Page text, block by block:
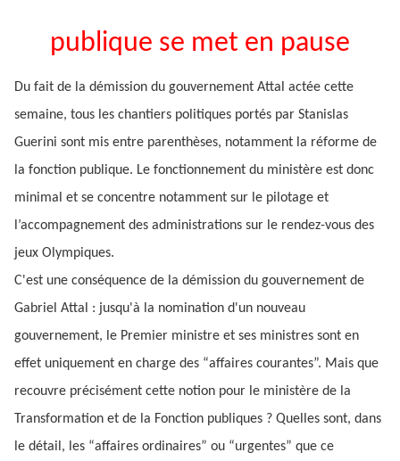
publique se met en pause
Du fait de la démission du gouvernement Attal actée cette
semaine, tous les chantiers politiques portés par Stanislas
Guerini sont mis entre parenthèses, notamment la réforme de
la fonction publique. Le fonctionnement du ministère est donc
minimal et se concentre notamment sur le pilotage et
l’accompagnement des administrations sur le rendez-vous des
jeux Olympiques.
C'est une conséquence de la démission du gouvernement de
Gabriel Attal : jusqu'à la nomination d'un nouveau
gouvernement, le Premier ministre et ses ministres sont en
effet uniquement en charge des “affaires courantes”. Mais que
recouvre précisément cette notion pour le ministère de la
Transformation et de la Fonction publiques ? Quelles sont, dans
le détail, les “affaires ordinaires” ou “urgentes” que ce